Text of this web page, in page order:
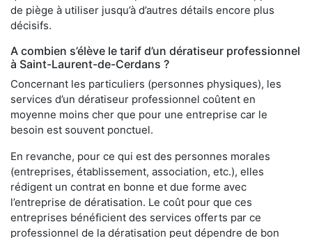
de piège à utiliser jusqu’à d’autres détails encore plus
décisifs.
A combien s’élève le tarif d’un dératiseur professionnel
à Saint-Laurent-de-Cerdans ?
Concernant les particuliers (personnes physiques), les
services d’un dératiseur professionnel coûtent en
moyenne moins cher que pour une entreprise car le
besoin est souvent ponctuel.
En revanche, pour ce qui est des personnes morales
(entreprises, établissement, association, etc.), elles
rédigent un contrat en bonne et due forme avec
l’entreprise de dératisation. Le coût pour que ces
entreprises bénéficient des services offerts par ce
professionnel de la dératisation peut dépendre de bon